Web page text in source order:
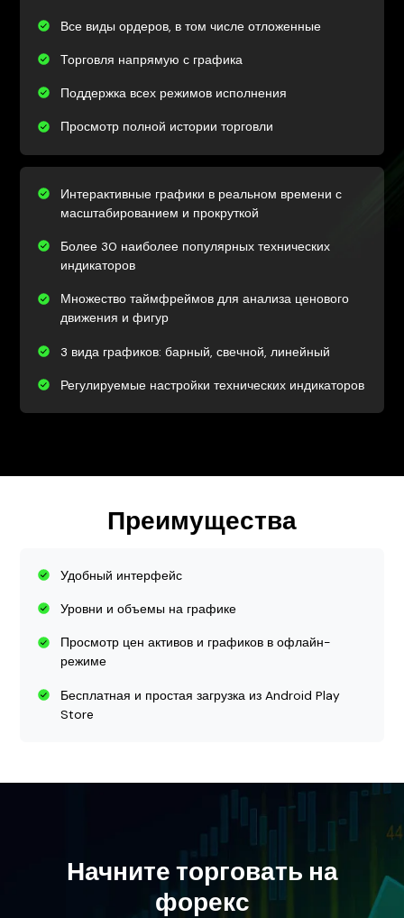
Все виды ордеров, в том числе отложенные
Торговля напрямую с графика
Поддержка всех режимов исполнения
Просмотр полной истории торговли
Интерактивные графики в реальном времени с
масштабированием и прокруткой
Более 30 наиболее популярных технических
индикаторов
Множество таймфреймов для анализа ценового
движения и фигур
3 вида графиков: барный, свечной, линейный
Регулируемые настройки технических индикаторов
Преимущества
Удобный интерфейс
Уровни и объемы на графике
Просмотр цен активов и графиков в офлайн-
режиме
Бесплатная и простая загрузка из Android Play
Store
Начните торговать на
форекс